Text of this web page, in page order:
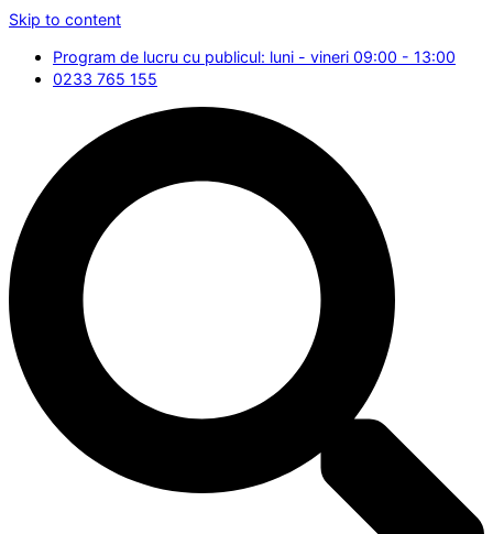
Skip to content
Program de lucru cu publicul: luni - vineri 09:00 - 13:00
0233 765 155